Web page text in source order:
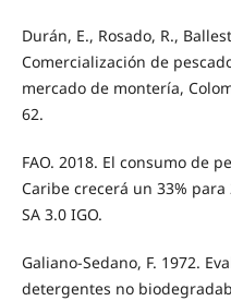
Durán, E., Rosado, R.,
Comercialización de
mercado de montería,
62.
FAO. 2018. El consumo de
Caribe crecerá un 33% para
SA 3.0 IGO.
Galiano-Sedano, F. 1972.
detergentes no